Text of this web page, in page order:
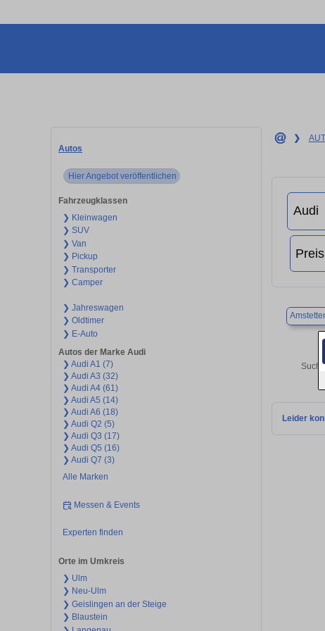
Autos
Hier Angebot veröffentlichen
Fahrzeugklassen
❯ Kleinwagen
❯ SUV
❯ Van
❯ Pickup
❯ Transporter
❯ Camper
❯ Jahreswagen
❯ Oldtimer
❯ E-Auto
Autos der Marke Audi
❯ Audi A1 (7)
❯ Audi A3 (32)
❯ Audi A4 (61)
❯ Audi A5 (14)
❯ Audi A6 (18)
❯ Audi Q2 (5)
❯ Audi Q3 (17)
❯ Audi Q5 (16)
❯ Audi Q7 (3)
Alle Marken
Messen & Events
Experten finden
Orte im Umkreis
❯ Ulm
❯ Neu-Ulm
❯ Geislingen an der Steige
❯ Blaustein
❯
Leider